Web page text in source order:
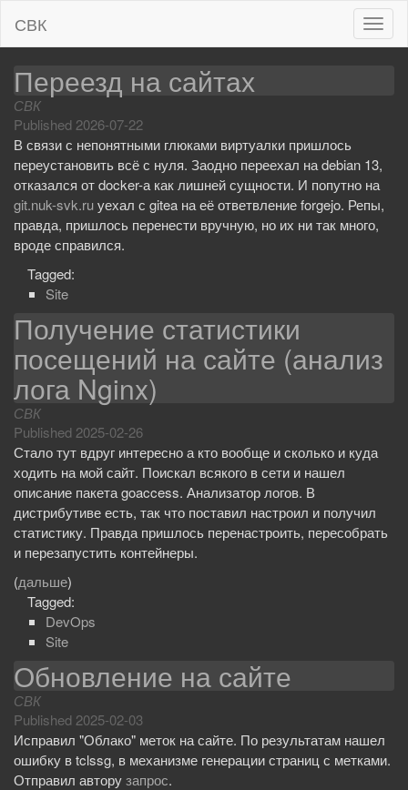
T
o
a
v
i
g
СВК
Переезд на сайтах
СВК
Published 2026-07-22
В связи с непонятными глюками виртуалки пришлось
переустановить всё с нуля. Заодно переехал на debian 13,
отказался от docker-а как лишней сущности. И попутно на
git.nuk-svk.ruуехал с gitea на её ответвление forgejo. Репы,
правда, пришлось перенести вручную, но их ни так много,
вроде справился.
Tagged:
Site
Получение статистики
посещений на сайте (анализ
лога Nginx)
СВК
Published 2025-02-26
Стало тут вдруг интересно а кто вообще и сколько и куда
ходить на мой сайт. Поискал всякого в сети и нашел
описание пакета goaccess. Анализатор логов. В
дистрибутиве есть, так что поставил настроил и получил
статистику. Правда пришлось перенастроить, пересобрать
и перезапустить контейнеры.
(дальше)
Tagged:
DevOps
Site
Обновление на сайте
СВК
Published 2025-02-03
Исправил "Облако" меток на сайте. По результатам нашел
ошибку в tclssg, в механизме генерации страниц с метками.
Отправил авторузапрос.